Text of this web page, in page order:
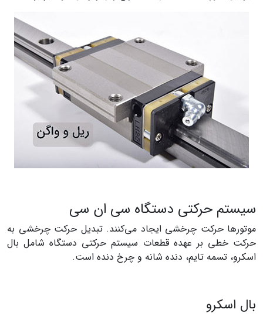
سیستم حرکتی دستگاه سی ان سی
موتورها حرکت چرخشی ایجاد می‌کنند. تبدیل حرکت چرخشی به
حرکت خطی بر عهده قطعات سیستم حرکتی دستگاه شامل بال
اسکرو، تسمه تایم، دنده شانه و چرخ دنده است.
بال اسکرو